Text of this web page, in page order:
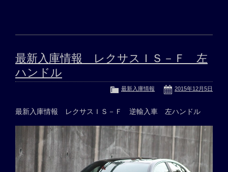
最新入庫情報 レクサスＩＳ－Ｆ 左
ハンドル
2015年12月5日
最新入庫情報
最新入庫情報 レクサスＩＳ－Ｆ 逆輸入車 左ハンドル